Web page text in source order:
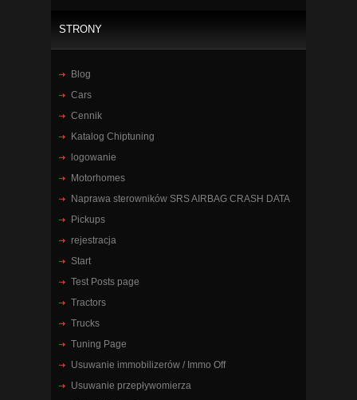
STRONY
Blog
Cars
Cennik
Katalog Chiptuning
logowanie
Motorhomes
Naprawa sterowników SRS AIRBAG CRASH DATA
Pickups
rejestracja
Start
Test Posts page
Tractors
Trucks
Tuning Page
Usuwanie immobilizerów / Immo Off
Usuwanie przepływomierza